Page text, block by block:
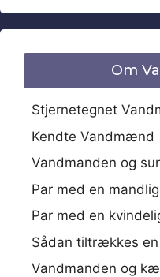
Om
Stjernetegnet
Kendte Vandmænd
Vandmanden og
Par med en
Par med en
Sådan tiltrækkes
Vandmanden og